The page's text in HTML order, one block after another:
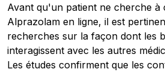
Avant qu'un patient ne cherche à
Alprazolam en ligne, il est
recherches sur la façon dont les
interagissent avec les autres
Les études confirment que les